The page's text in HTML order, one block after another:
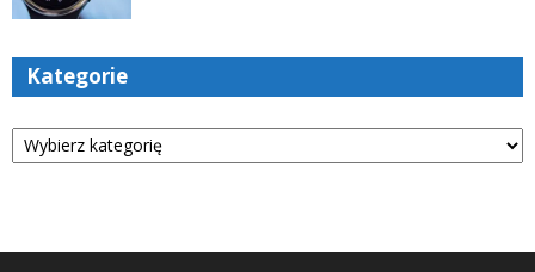
Kategorie
Kategorie